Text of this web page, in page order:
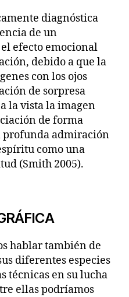
diagnóstica
de un
efecto emocional
debido a que la
con los ojos
de sorpresa
la vista la imagen
de forma
profunda admiración
como una
(Smith 2005).
hablar también de
diferentes especies
técnicas en su lucha
ellas podríamos